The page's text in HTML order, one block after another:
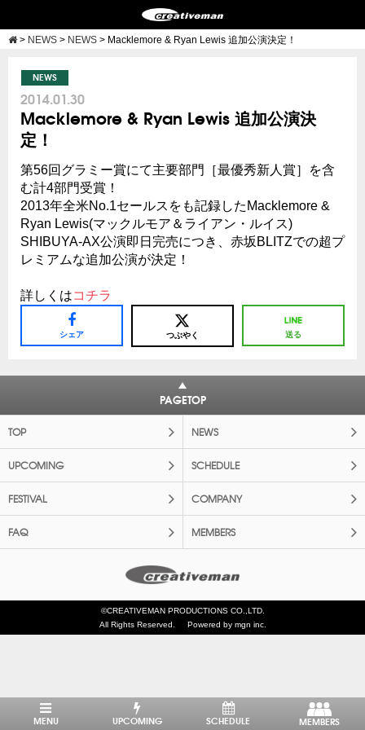
> NEWS > NEWS > Macklemore & Ryan Lewis 追加公演決定！
NEWS
2014.01.30
Macklemore & Ryan Lewis 追加公演決
定！
第56回グラミー賞にて主要部門［最優秀新人賞］を含
む計4部門受賞！
2013年全米No.1セールスをも記録したMacklemore &
Ryan Lewis(マックルモア＆ライアン・ルイス)
SHIBUYA-AX公演即日完売につき、赤坂BLITZでの超プ
レミアムな追加公演が決定！
詳しくはコチラ
シェア つぶやく 送る
PAGETOP
TOP NEWS
UPCOMING SCHEDULE
FESTIVAL COMPANY
FAQ MEMBERS
©CREATIVEMAN PRODUCTIONS CO.,LTD.
All Rights Reserved.
Powered by mgn inc.
MENU UPCOMING SCHEDULE MEMBERS